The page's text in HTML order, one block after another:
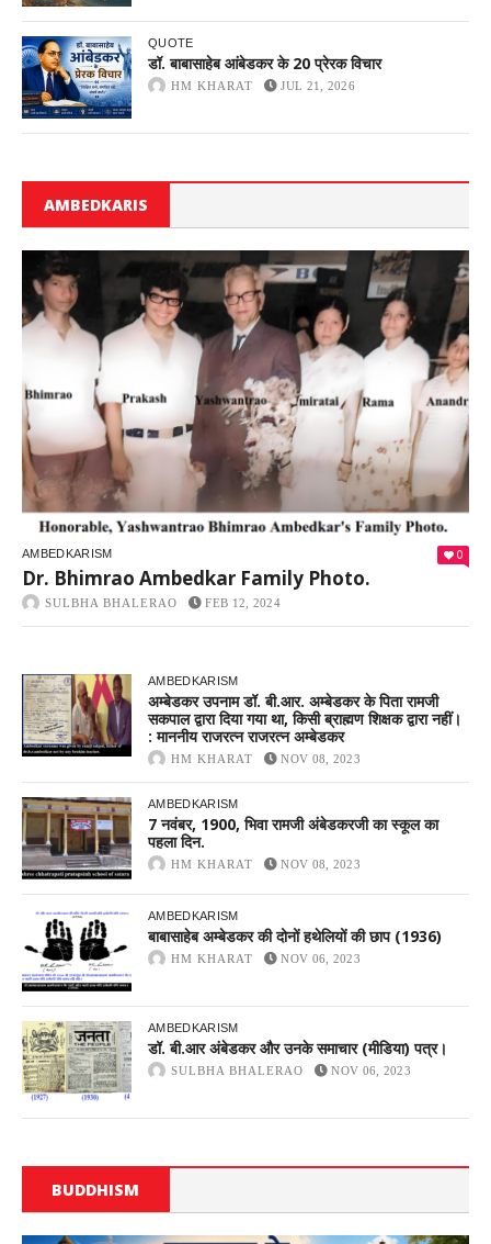
QUOTE
डॉ. बाबासाहेब आंबेडकर के 20 प्रेरक विचार
HM KHARAT JUL 21, 2026
AMBEDKARIS
M
AMBEDKARISM 0
Dr. Bhimrao Ambedkar Family Photo.
SULBHA BHALERAO FEB 12, 2024
AMBEDKARISM
अम्बेडकर उपनाम डॉ. बी.आर. अम्बेडकर के पिता रामजी
सकपाल द्वारा दिया गया था, किसी ब्राह्मण शिक्षक द्वारा नहीं।
: माननीय राजरत्न राजरत्न अम्बेडकर
HM KHARAT NOV 08, 2023
AMBEDKARISM
7 नवंबर, 1900, भिवा रामजी अंबेडकरजी का स्कूल का
पहला दिन.
HM KHARAT NOV 08, 2023
AMBEDKARISM
बाबासाहेब अम्बेडकर की दोनों हथेलियों की छाप (1936)
HM KHARAT NOV 06, 2023
AMBEDKARISM
डॉ. बी.आर अंबेडकर और उनके समाचार (मीडिया) पत्र।
SULBHA BHALERAO NOV 06, 2023
BUDDHISM